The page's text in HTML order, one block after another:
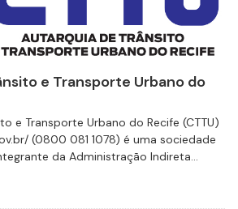
e Transporte Urbano do
e Transporte Urbano do Recife (CTTU)
(0800 081 1078) é uma sociedade
da Administração Indireta...